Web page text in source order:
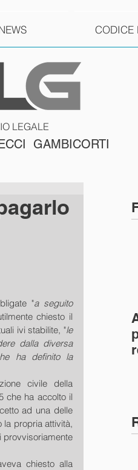
CODICE
LEGALE
GAMBICORTI
"a seguito
chiesto il
ivi stabilite, "le
dalla diversa
ha definito la
civile della
che ha accolto il
ad una delle
la propria attività,
chiesto alla